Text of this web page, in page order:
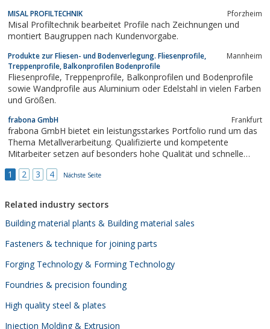
vielfältiger Kombinationsmöglichkeiten der Aluprofile können
Montagearbeitsplätze,...
MISAL PROFILTECHNIK Pforzheim
Misal Profiltechnik bearbeitet Profile nach Zeichnungen und
montiert Baugruppen nach Kundenvorgabe.
Produkte zur Fliesen- und Bodenverlegung. Fliesenprofile,
Treppenprofile, Balkonprofilen Bodenprofile
Mannheim
Fliesenprofile, Treppenprofile, Balkonprofilen und Bodenprofile
sowie Wandprofile aus Aluminium oder Edelstahl in vielen Farben
und Größen.
frabona GmbH Frankfurt
frabona GmbH bietet ein leistungsstarkes Portfolio rund um das
Thema Metallverarbeitung. Qualifizierte und kompetente
Mitarbeiter setzen auf besonders hohe Qualität und schnelle
moderner Maschinenpark sind beste Voraussetzungen für hoch
1 2 3 4 Nächste Seite
Related industry sectors
Building material plants & Building material sales
Fasteners & technique for joining parts
Forging Technology & Forming Technology
Foundries & precision founding
High quality steel & plates
Injection Molding & Extrusion